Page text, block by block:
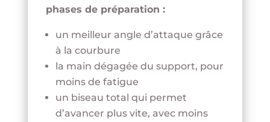
phases de préparation :
un meilleur angle d’attaque grâce
à la courbure
la main dégagée du support, pour
moins de fatigue
un biseau total qui permet
d’avancer plus vite, avec moins